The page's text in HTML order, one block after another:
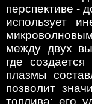
перспективе -
использует
между двух
где
плазмы
позволит
топлива: его